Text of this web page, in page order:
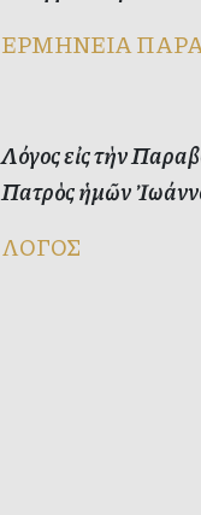
ΕΡΜΗΝΕΙΑ
Λόγος εἰς τὴν
Πατρὸς ἡμῶν
ΛΟΓΟΣ